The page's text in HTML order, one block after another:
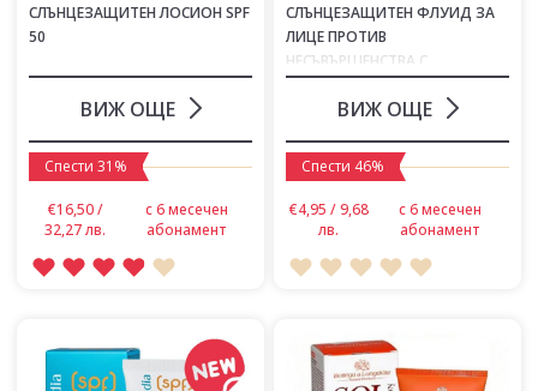
СЛЪНЦЕЗАЩИТЕН ЛОСИОН SPF
50
ВИЖ ОЩЕ
Спести 31%
€16,50 /
32,27 лв.
с 6 месечен
абонамент
СЛЪНЦЕЗАЩИТЕН ФЛУИД ЗА
ЛИЦЕ ПРОТИВ
НЕСЪВЪРШЕНСТВА С
НИАЦИНАМИД 50 ML
ВИЖ ОЩЕ
Спести 46%
€4,95 / 9,68
лв.
с 6 месечен
абонамент